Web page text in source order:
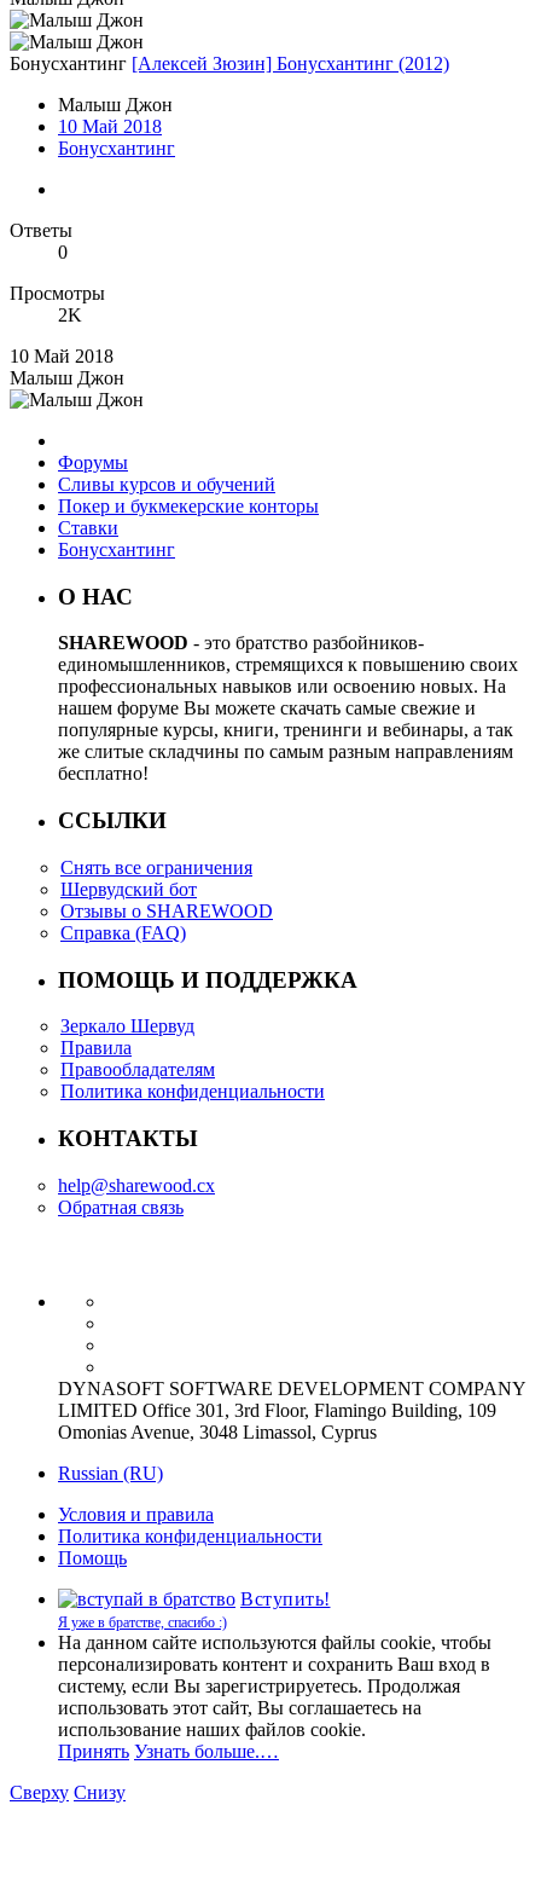
Бонусхантинг [Алексей Зюзин] Бонусхантинг (2012)
Малыш Джон
10 Май 2018
Бонусхантинг
Ответы
0
Просмотры
2K
10 Май 2018
Малыш Джон
Форумы
Сливы курсов и обучений
Покер и букмекерские конторы
Ставки
Бонусхантинг
О НАС
SHAREWOOD - это братство разбойников-
единомышленников, стремящихся к повышению своих
профессиональных навыков или освоению новых. На
нашем форуме Вы можете скачать самые свежие и
популярные курсы, книги, тренинги и вебинары, а так
же слитые складчины по самым разным направлениям
бесплатно!
ССЫЛКИ
Снять все ограничения
Шервудский бот
Отзывы о SHAREWOOD
Справка (FAQ)
ПОМОЩЬ И ПОДДЕРЖКА
Зеркало Шервуд
Правила
Правообладателям
Политика конфиденциальности
КОНТАКТЫ
help@sharewood.cx
Обратная связь
DYNASOFT SOFTWARE DEVELOPMENT COMPANY
LIMITED Office 301, 3rd Floor, Flamingo Building, 109
Omonias Avenue, 3048 Limassol, Cyprus
Russian (RU)
Условия и правила
Политика конфиденциальности
Помощь
Вступить!
Я уже в братстве, спасибо :)
На данном сайте используются файлы cookie, чтобы
персонализировать контент и сохранить Ваш вход в
систему, если Вы зарегистрируетесь. Продолжая
использовать этот сайт, Вы соглашаетесь на
использование наших файлов cookie.
Принять Узнать больше.…
Сверху Снизу